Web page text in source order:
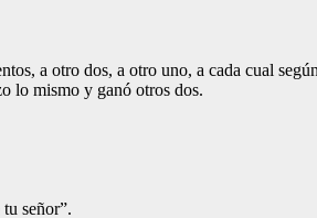
a otro dos, a otro uno, a cada cual
lo mismo y ganó otros dos.
señor”.